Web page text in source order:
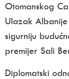
Otomanskog
Ulazak
sigurniju
premijer Sali
Diplomatski